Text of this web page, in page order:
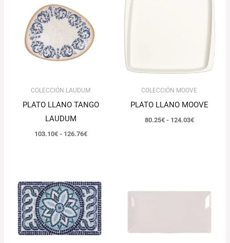
COLECCIÓN LAUDUM
PLATO LLANO TANGO
LAUDUM
103.10€ - 126.76€
103.10€
hasta
126.76€
COLECCIÓN MOOVE
PLATO LLANO MOOVE
80.25€ - 124.03€
precios:
desde
51.48€
hasta
107.14€
desde
50.60€
hasta